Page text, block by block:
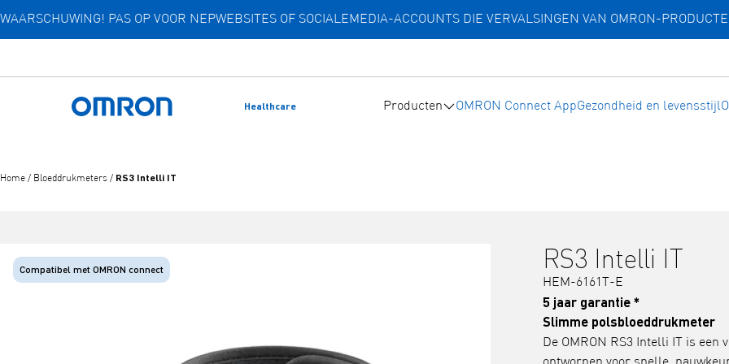
Overslaan
hoofdinhoud
WAARSCHUWING! PAS OP VOOR NEPWEBSITES OF SOCIALEMEDIA-ACCOUNTS DIE VERVALSINGEN VAN OMRON-
Terug naar home
Healthcare Producten OMRON Connect AppGezondheid en levensstijl
Home / Bloeddrukmeters / RS3 Intelli IT
Compatibel met OMRON connect RS3 Intelli IT
HEM-6161T-E
5 jaar garantie *
Slimme polsbloeddrukmeter
De OMRON RS3 Intelli IT is